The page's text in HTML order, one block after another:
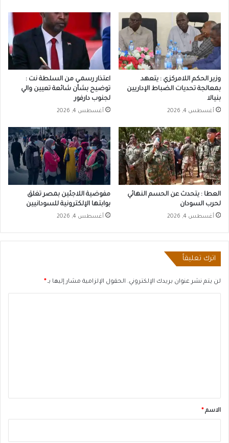
وزير الحكم اللامركزي : يتعهد
بمعالجة تحديات الضباط الإداريين
بنيالا
أغسطس 4, 2026
اعتذار رسمـي من السلطة نت :
توضيح بشأن شائعة تعيين والي
لجنوب دارفور
أغسطس 4, 2026
العطا : يتحدث عن الحسم النهائي
لحرب السودان
أغسطس 4, 2026
مفوضية اللاجئين بمصر تغلق
بوابتها الإلكترونية للسودانيين
أغسطس 4, 2026
اترك تعليقاً
لن يتم نشر عنوان بريدك الإلكتروني. الحقول الإلزامية مشار إليها بـ *
*الاسم *